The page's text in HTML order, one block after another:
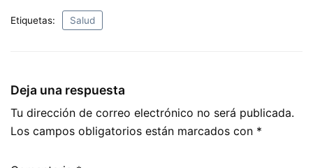
c
o
o
k
d
di
at
s
p
p
n
Etiquetas: Salud
Deja una respuesta
Tu dirección de correo electrónico no será publicada.
Los campos obligatorios están marcados con *